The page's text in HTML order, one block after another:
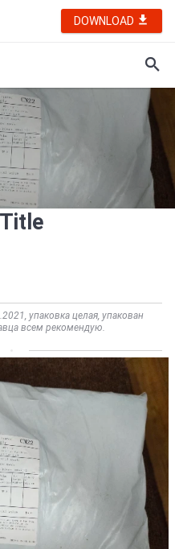
DOWNLOAD
упаковка целая, упакован
всем рекомендую.